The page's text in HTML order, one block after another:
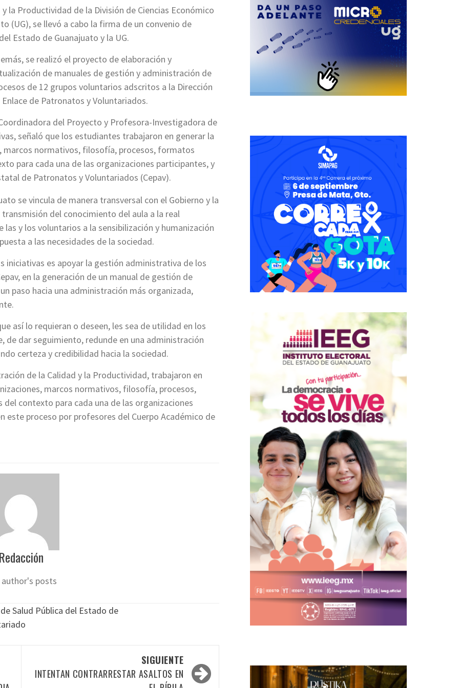
la Productividad de la División de Ciencias Económico
(UG), se llevó a cabo la firma de un convenio de
Estado de Guanajuato y la UG.
se realizó el proyecto de elaboración y
de manuales de gestión y administración de
de 12 grupos voluntarios adscritos a la Dirección
Enlace de Patronatos y Voluntariados.
del Proyecto y Profesora-Investigadora de
señaló que los estudiantes trabajaron en generar la
marcos normativos, filosofía, procesos, formatos
para cada una de las organizaciones participantes, y
de Patronatos y Voluntariados (Cepav).
se vincula de manera transversal con el Gobierno y la
del conocimiento del aula a la real
y los voluntarios a la sensibilización y humanización
a las necesidades de la sociedad.
iniciativas es apoyar la gestión administrativa de los
en la generación de un manual de gestión de
paso hacia una administración más organizada,
así lo requieran o deseen, les sea de utilidad en los
dar seguimiento, redunde en una administración
certeza y credibilidad hacia la sociedad.
de la Calidad y la Productividad, trabajaron en
marcos normativos, filosofía, procesos,
contexto para cada una de las organizaciones
este proceso por profesores del Cuerpo Académico de
author's posts
Salud Pública del Estado de
SIGUIENTE
INTENTAN CONTRARRESTAR ASALTOS EN